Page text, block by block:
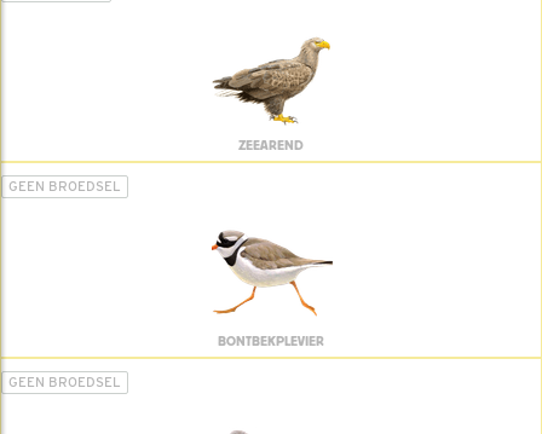
ZEEAREND
GEEN BROEDSEL
BONTBEKPLEVIER
GEEN BROEDSEL